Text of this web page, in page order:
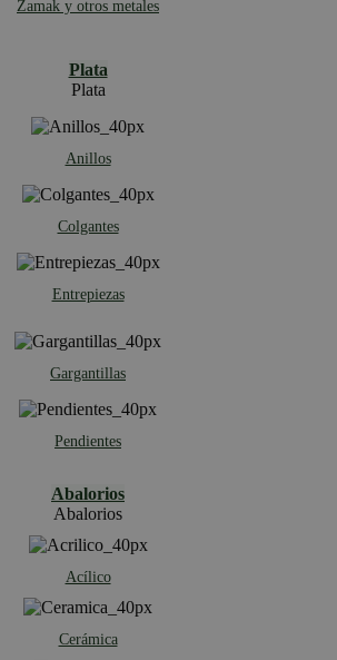
Zamak y otros metales
Plata
Plata
Anillos
Colgantes
Entrepiezas
Gargantillas
Pendientes
Abalorios
Abalorios
Acílico
Cerámica